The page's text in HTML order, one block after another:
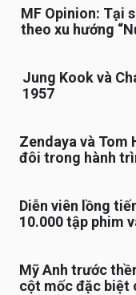
MF Opinion: Tại
theo xu hướng
Jung Kook và
1957
Zendaya và Tom
đôi trong hành
Diễn viên lồng
10.000 tập phim
Mỹ Anh trước
cột mốc đặc biệt